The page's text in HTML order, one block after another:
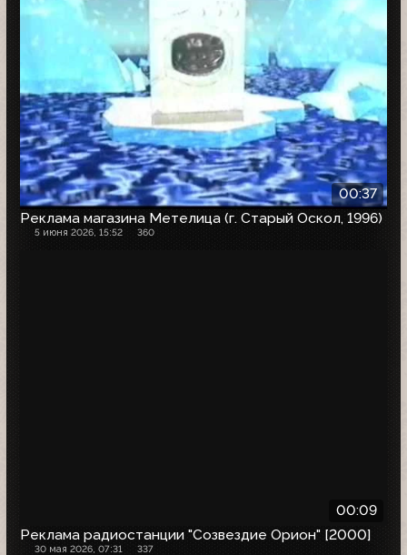
00:37
Реклама магазина Метелица (г. Старый Оскол, 1996)
5 июня 2026, 15:52 360
00:09
Реклама радиостанции "Созвездие Орион" [2000]
30 мая 2026, 07:31 337